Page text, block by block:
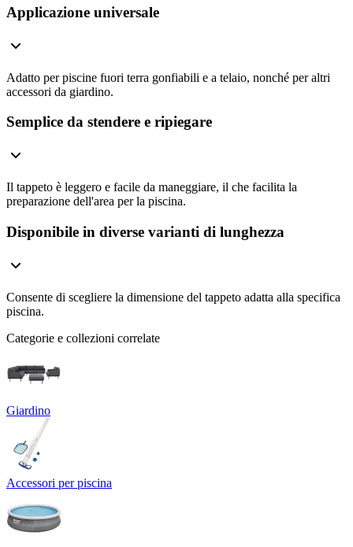
Applicazione universale
Adatto per piscine fuori terra gonfiabili e a telaio, nonché per altri
accessori da giardino.
Semplice da stendere e ripiegare
Il tappeto è leggero e facile da maneggiare, il che facilita la
preparazione dell'area per la piscina.
Disponibile in diverse varianti di lunghezza
Consente di scegliere la dimensione del tappeto adatta alla specifica
piscina.
Categorie e collezioni correlate
Giardino
Accessori per piscina